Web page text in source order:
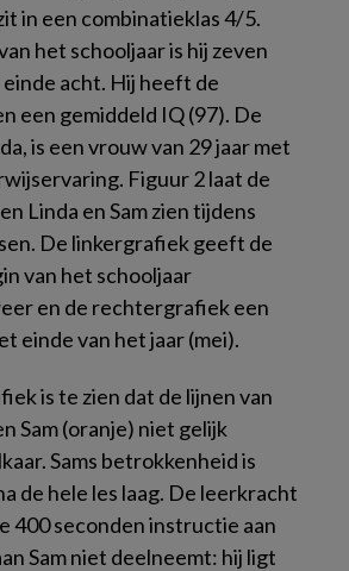
in een combinatieklas 4/5.
het schooljaar is hij zeven
einde acht. Hij heeft de
een gemiddeld IQ (97). De
is een vrouw van 29 jaar met
Figuur 2 laat de
Linda en Sam zien tijdens
De linkergrafiek geeft de
van het schooljaar
en de rechtergrafiek een
einde van het jaar (mei).
is te zien dat de lijnen van
Sam (oranje) niet gelijk
Sams betrokkenheid is
de hele les laag. De leerkracht
400 seconden instructie aan
Sam niet deelneemt: hij ligt